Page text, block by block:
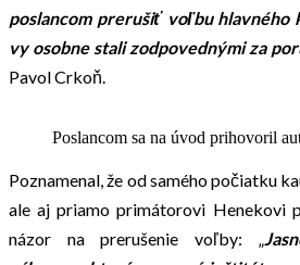
poslancom prerušiť voľbu hlavného
vy osobne stali zodpovednými za
Pavol Crkoň.
Poslancom sa na úvod prihovoril
Poznamenal, že od samého počiatku
ale aj priamo primátorovi Henekovi
názor na prerušenie voľby: „